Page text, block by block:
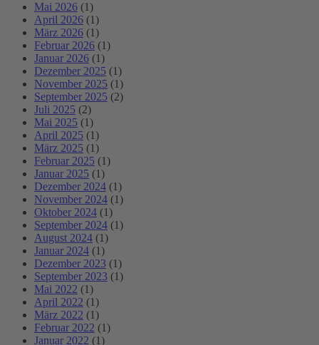
Mai 2026 (1)
April 2026 (1)
März 2026 (1)
Februar 2026 (1)
Januar 2026 (1)
Dezember 2025 (1)
November 2025 (1)
September 2025 (2)
Juli 2025 (2)
Mai 2025 (1)
April 2025 (1)
März 2025 (1)
Februar 2025 (1)
Januar 2025 (1)
Dezember 2024 (1)
November 2024 (1)
Oktober 2024 (1)
September 2024 (1)
August 2024 (1)
Januar 2024 (1)
Dezember 2023 (1)
September 2023 (1)
Mai 2022 (1)
April 2022 (1)
März 2022 (1)
Februar 2022 (1)
Januar 2022 (1)